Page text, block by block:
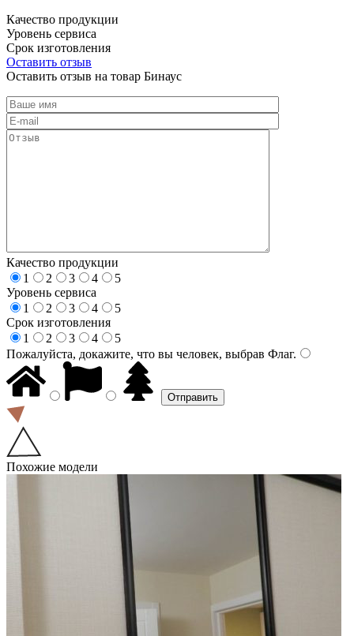
Качество продукции
Уровень сервиса
Срок изготовления
Оставить отзыв
Оставить отзыв на товар Бинаус
Качество продукции
1
2 3 4
5
Уровень сервиса
1
2 3 4
5
Срок изготовления
1
2 3 4
5
Пожалуйста, докажите, что вы человек, выбрав Флаг.
Похожие модели